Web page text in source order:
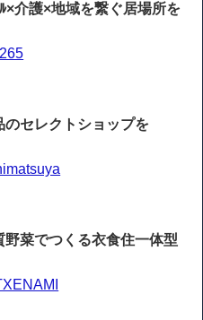
×介護×地域を繋ぐ居場所を
セレクトショップを
菜でつくる衣食住一体型